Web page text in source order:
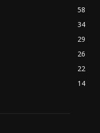
58
34
29
26
22
14